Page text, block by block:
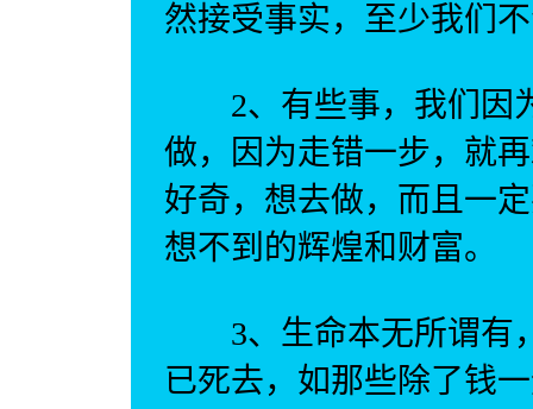
然接受事实，至少我们
2、有些事，我们因
做，因为走错一步，就
好奇，想去做，而且一
想不到的辉煌和财富。
3、生命本无所谓有
已死去，如那些除了钱